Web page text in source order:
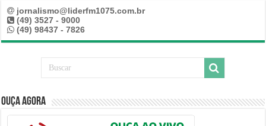
jornalismo@liderfm1075.com.br
(49) 3527 - 9000
(49) 98437 - 7826
Ouça Agora